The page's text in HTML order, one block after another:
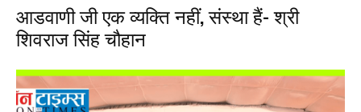
आडवाणी जी एक व्यक्ति नहीं, संस्था हैं- श्री
शिवराज सिंह चौहान